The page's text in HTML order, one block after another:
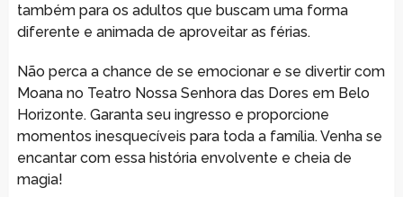
também para os adultos que buscam uma forma
diferente e animada de aproveitar as férias.
Não perca a chance de se emocionar e se divertir com
Moana no Teatro Nossa Senhora das Dores em Belo
Horizonte. Garanta seu ingresso e proporcione
momentos inesquecíveis para toda a família. Venha se
encantar com essa história envolvente e cheia de
magia!